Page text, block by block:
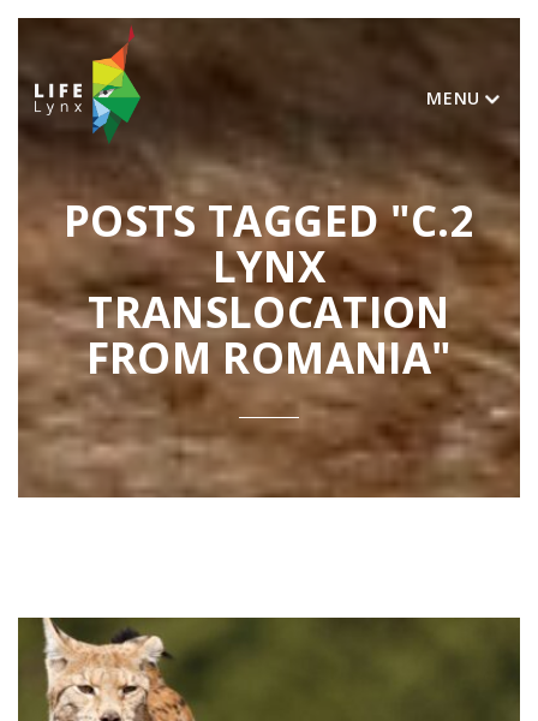
MENU
POSTS TAGGED "C.2
LYNX
TRANSLOCATION
FROM ROMANIA"